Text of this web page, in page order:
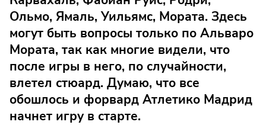
Ольмо, Ямаль, Уильямс, Мората. Здесь
могут быть вопросы только по Альваро
Мората, так как многие видели, что
после игры в него, по случайности,
влетел стюард. Думаю, что все
обошлось и форвард Атлетико Мадрид
начнет игру в старте.